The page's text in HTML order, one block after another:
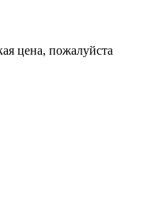
цена, пожалуйста